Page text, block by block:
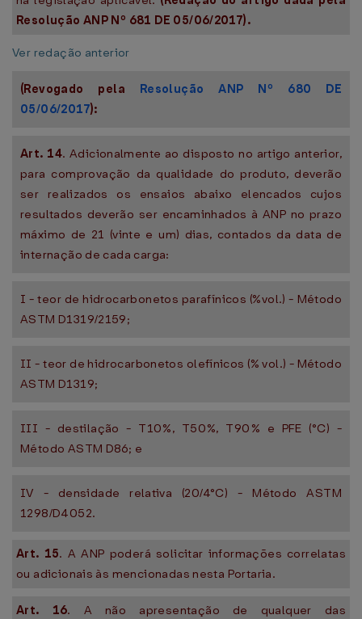
Resolução ANP Nº 681 DE 05/06/2017).
Ver redação anterior
(Revogado pela Resolução ANP Nº 680 DE
05/06/2017):
Art. 14. Adicionalmente ao disposto no artigo anterior,
para comprovação da qualidade do produto, deverão
ser realizados os ensaios abaixo elencados cujos
resultados deverão ser encaminhados à ANP no prazo
máximo de 21 (vinte e um) dias, contados da data de
internação de cada carga:
I - teor de hidrocarbonetos parafínicos (%vol.) - Método
ASTM D1319/2159;
II - teor de hidrocarbonetos olefínicos (% vol.) - Método
ASTM D1319;
III - destilação - T10%, T50%, T90% e PFE (°C) -
Método ASTM D86; e
IV - densidade relativa (20/4°C) - Método ASTM
1298/D4052.
Art. 15. A ANP poderá solicitar informações correlatas
ou adicionais às mencionadas nesta Portaria.
Art. 16. A não apresentação de qualquer das